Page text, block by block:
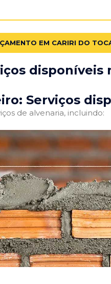
EM CARIRI DO
disponíveis
Serviços
de alvenaria, incluindo: